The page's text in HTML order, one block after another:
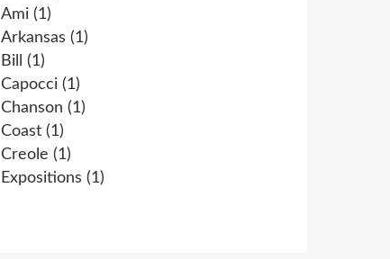
Ami (1)
Arkansas (1)
Bill
(1)
Capocci (1)
Chanson (1)
Coast (1)
Creole (1)
Expositions (1)